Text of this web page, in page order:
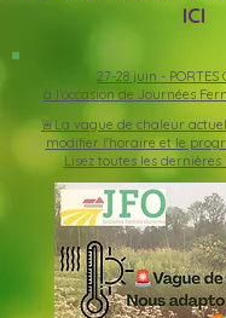
27-28 juin - PORTES
à l'occasion de Journées
🚨La vague de chaleur
modifier l'horaire et le
Lisez toutes les
ICI